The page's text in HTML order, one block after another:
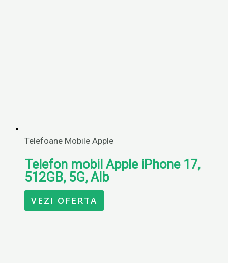
Telefoane Mobile Apple
Telefon mobil Apple iPhone 17,
512GB, 5G, Alb
VEZI OFERTA